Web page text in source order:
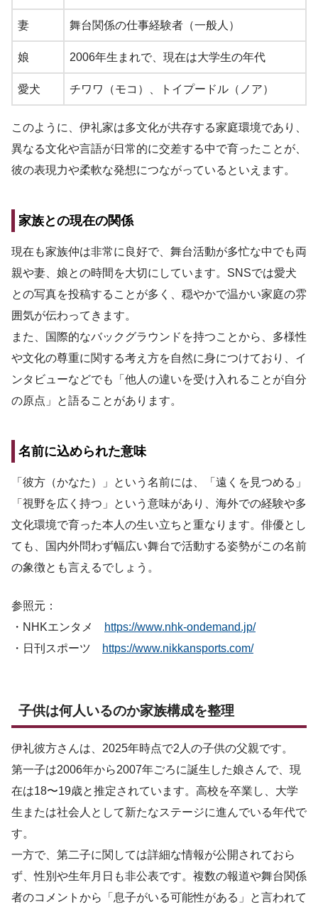
妻 舞台関係の仕事経験者（一般人）
娘 2006年生まれで、現在は大学生の年代
愛犬 チワワ（モコ）、トイプードル（ノア）
このように、伊礼家は多文化が共存する家庭環境であり、
異なる文化や言語が日常的に交差する中で育ったことが、
彼の表現力や柔軟な発想につながっているといえます。
家族との現在の関係
現在も家族仲は非常に良好で、舞台活動が多忙な中でも両
親や妻、娘との時間を大切にしています。SNSでは愛犬
との写真を投稿することが多く、穏やかで温かい家庭の雰
囲気が伝わってきます。
また、国際的なバックグラウンドを持つことから、多様性
や文化の尊重に関する考え方を自然に身につけており、イ
ンタビューなどでも「他人の違いを受け入れることが自分
の原点」と語ることがあります。
名前に込められた意味
「彼方（かなた）」という名前には、「遠くを見つめる」
「視野を広く持つ」という意味があり、海外での経験や多
文化環境で育った本人の生い立ちと重なります。俳優とし
ても、国内外問わず幅広い舞台で活動する姿勢がこの名前
の象徴とも言えるでしょう。
参照元：
・NHKエンタメ
https://www.nhk-ondemand.jp/
・日刊スポーツ
https://www.nikkansports.com/
子供は何人いるのか家族構成を整理
伊礼彼方さんは、2025年時点で2人の子供の父親です。
第一子は2006年から2007年ごろに誕生した娘さんで、現
在は18〜19歳と推定されています。高校を卒業し、大学
生または社会人として新たなステージに進んでいる年代で
す。
一方で、第二子に関しては詳細な情報が公開されておら
ず、性別や生年月日も非公表です。複数の報道や舞台関係
者のコメントから「息子がいる可能性がある」と言われて